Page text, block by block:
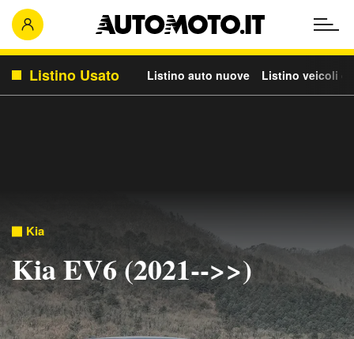
Listino Usato Listino auto nuove Listino veicoli
Kia
Kia EV6 (2021-->>)